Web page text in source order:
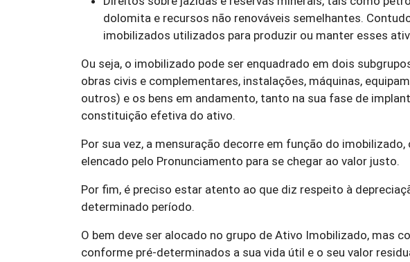
dolomita e recursos não renováveis semelhantes.
imobilizados utilizados para produzir ou manter esses
Ou seja, o imobilizado pode ser enquadrado em dois
obras civis e complementares, instalações, máquinas,
outros) e os bens em andamento, tanto na sua fase de
constituição efetiva do ativo.
Por sua vez, a mensuração decorre em função do
elencado pelo Pronunciamento para se chegar ao valor justo.
Por fim, é preciso estar atento ao que diz respeito à
determinado período.
O bem deve ser alocado no grupo de Ativo Imobilizado, mas
conforme pré-determinados a sua vida útil e o seu valor